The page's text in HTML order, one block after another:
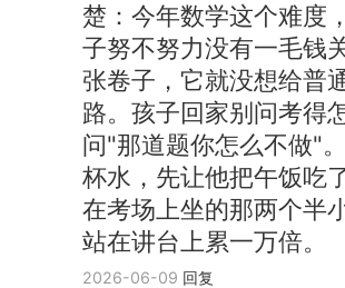
楚：今年数学这个难度
子努不努力没有一毛钱
张卷子，它就没想给普
路。孩子回家别问考得
问"那道题你怎么不做"
杯水，先让他把午饭吃
在考场上坐的那两个半
站在讲台上累一万倍。
2026-06-09 回复